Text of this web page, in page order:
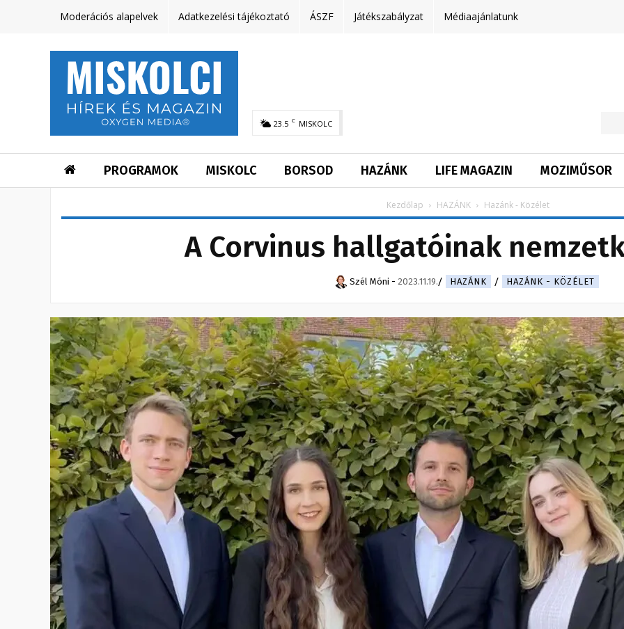
Moderációs alapelvek Adatkezelési tájékoztató ÁSZF Játékszabályzat Médiaajánlatunk
23.5 C MISKOLC
PROGRAMOK MISKOLC BORSOD HAZÁNK LIFE MAGAZIN MOZIMŰSOR
Kezdőlap HAZÁNK Hazánk - Közélet
A Corvinus hallgatóinak
Szél Móni - 2023.11.19. HAZÁNK HAZÁNK - KÖZÉLET